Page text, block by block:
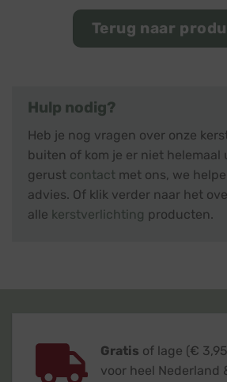
Terug naar
Hulp nodig?
Heb je nog vragen over onze
buiten of kom je er niet helemaal
gerust contact met ons, we
advies. Of klik verder naar het
alle kerstverlichting producten.
Gratis of lage (€
voor heel Nederland